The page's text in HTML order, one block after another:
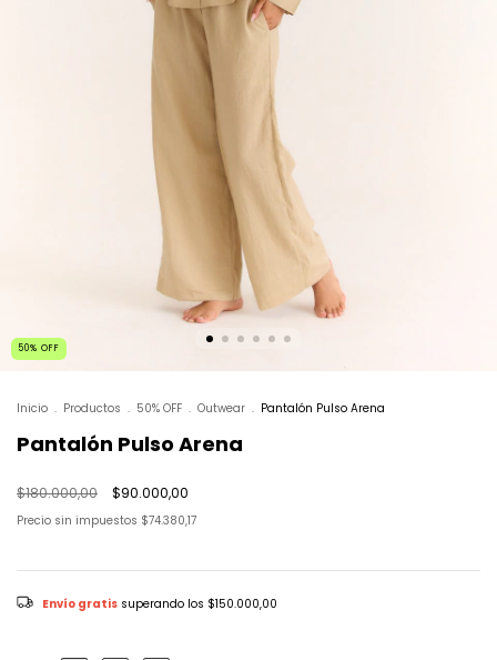
50% OFF
Inicio . Productos . 50% OFF . Outwear . Pantalón Pulso Arena
Pantalón Pulso Arena
$180.000,00 $90.000,00
Precio sin impuestos $74.380,17
Envío gratis superando los $150.000,00